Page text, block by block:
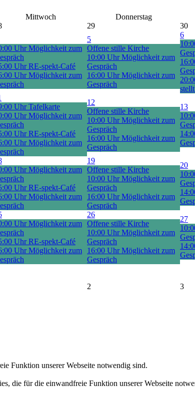
Mittwoch Donnerstag
29 30
Uhr Möglichkeit zum
Uhr RE-spekt-Café
Uhr Möglichkeit zum
5
Offene stille Kirche
10:00 Uhr Möglichkeit zum
Gespräch
16:00 Uhr Möglichkeit zum
Gespräch
6
Uhr Tafelkarte
Uhr Möglichkeit zum
Uhr RE-spekt-Café
Uhr Möglichkeit zum
12
Offene stille Kirche
10:00 Uhr Möglichkeit zum
Gespräch
16:00 Uhr Möglichkeit zum
Gespräch
13
Uhr Möglichkeit zum
Uhr RE-spekt-Café
Uhr Möglichkeit zum
19
Offene stille Kirche
10:00 Uhr Möglichkeit zum
Gespräch
16:00 Uhr Möglichkeit zum
Gespräch
20
Uhr Möglichkeit zum
Uhr RE-spekt-Café
Uhr Möglichkeit zum
26
Offene stille Kirche
10:00 Uhr Möglichkeit zum
Gespräch
16:00 Uhr Möglichkeit zum
Gespräch
27
2 3
Funktion unserer Webseite notwendig sind.
die für die einwandfreie Funktion unserer Webseite